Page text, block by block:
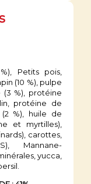
Petits pois,
(10 %), pulpe
%), protéine
protéine de
%), huile de
et myrtilles),
carottes,
Mannane-
yucca,